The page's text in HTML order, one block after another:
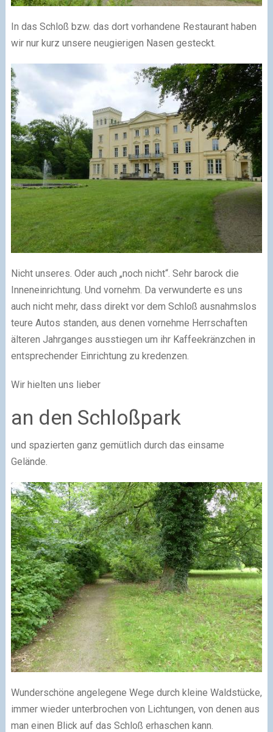
In das Schloß bzw. das dort vorhandene Restaurant haben
wir nur kurz unsere neugierigen Nasen gesteckt.
Nicht unseres. Oder auch „noch nicht“. Sehr barock die
Inneneinrichtung. Und vornehm. Da verwunderte es uns
auch nicht mehr, dass direkt vor dem Schloß ausnahmslos
teure Autos standen, aus denen vornehme Herrschaften
älteren Jahrganges ausstiegen um ihr Kaffeekränzchen in
entsprechender Einrichtung zu kredenzen.
Wir hielten uns lieber
an den Schloßpark
und spazierten ganz gemütlich durch das einsame
Gelände.
Wunderschöne angelegene Wege durch kleine Waldstücke,
immer wieder unterbrochen von Lichtungen, von denen aus
man einen Blick auf das Schloß erhaschen kann.